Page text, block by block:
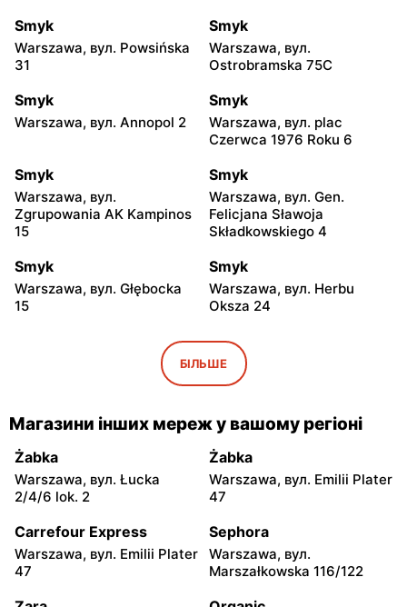
Smyk
Warszawa, вул. Powsińska
31
Smyk
Warszawa, вул.
Ostrobramska 75C
Smyk
Warszawa, вул. Annopol 2
Smyk
Warszawa, вул. plac
Czerwca 1976 Roku 6
Smyk
Warszawa, вул.
Zgrupowania AK Kampinos
15
Smyk
Warszawa, вул. Gen.
Felicjana Sławoja
Składkowskiego 4
Smyk
Warszawa, вул. Głębocka
15
Smyk
Warszawa, вул. Herbu
Oksza 24
Warszawa, вул. Malborska
Smyk
Warszawa, вул. Światowida
Smyk
Warszawska 193
Warszawa, вул. Jana Pawła
II 82
Smyk
Sienkiewicza 19
Smyk
Smyk Smyk
Kuklińskiego 1
БІЛЬШЕ
Магазини інших мереж у вашому регіоні
Żabka
Warszawa, вул. Łucka
2/4/6 lok. 2
Żabka
Warszawa, вул. Emilii Plater
47
Carrefour Express
Warszawa, вул. Emilii Plater
47
Sephora
Warszawa, вул.
Marszałkowska 116/122